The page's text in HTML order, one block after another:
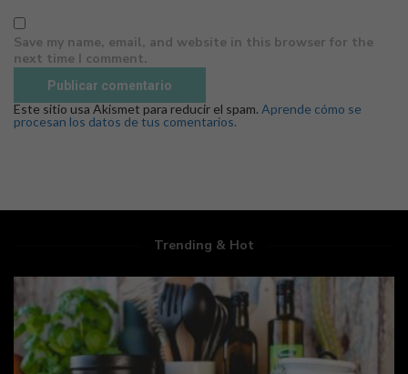
Save my name, email, and website in this browser for the
next time I comment.
Este sitio usa Akismet para reducir el spam. Aprende cómo se
procesan los datos de tus comentarios.
Trending & Hot